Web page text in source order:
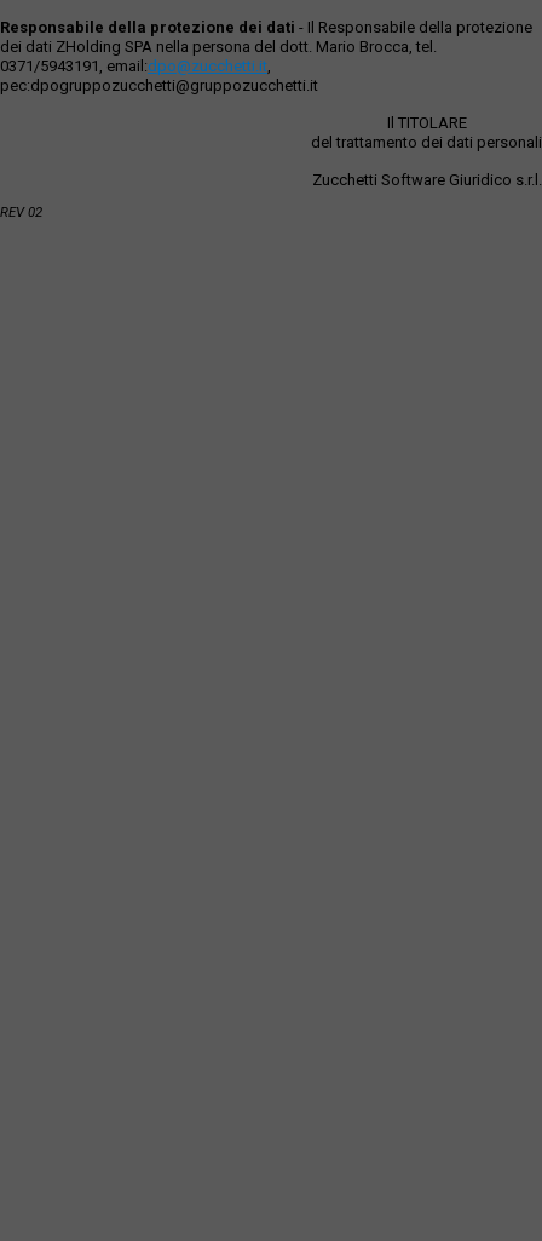
Responsabile della protezione dei dati - Il Responsabile della protezione
dei dati ZHolding SPA nella persona del dott. Mario Brocca, tel.
0371/5943191, email:dpo@zucchetti.it,
pec:dpogruppozucchetti@gruppozucchetti.it
Il TITOLARE
del trattamento dei dati personali
Zucchetti Software Giuridico s.r.l.
REV 02